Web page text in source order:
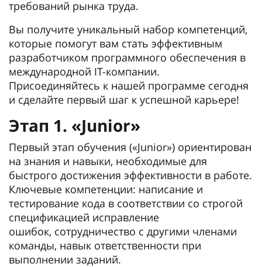
требований рынка труда.
Вы получите уникальный набор компетенций,
которые помогут вам стать эффективным
разработчиком программного обеспечения в
международной IT-компании.
Присоединяйтесь к нашей программе сегодня
и сделайте первый шаг к успешной карьере!
Этап 1. «Junior»
Первый этап обучения («Junior») ориентирован
на знания и навыки, необходимые для
быстрого достижения эффективности в работе.
Ключевые компетенции: написание и
тестирование кода в соответствии со строгой
спецификацией исправление
ошибок, сотрудничество с другими членами
команды, навык ответственности при
выполнении заданий.